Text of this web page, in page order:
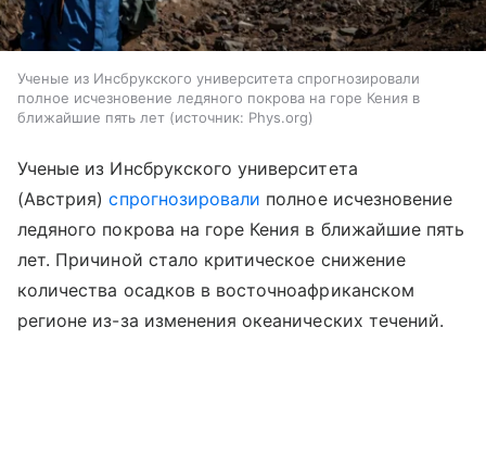
Ученые из Инсбрукского университета спрогнозировали
полное исчезновение ледяного покрова на горе Кения в
ближайшие пять лет
источник: Phys.org
Ученые из Инсбрукского университета
(Австрия)спрогнозировали полное исчезновение
ледяного покрова на горе Кения в ближайшие пять
лет. Причиной стало критическое снижение
количества осадков в восточноафриканском
регионе из-за изменения океанических течений.